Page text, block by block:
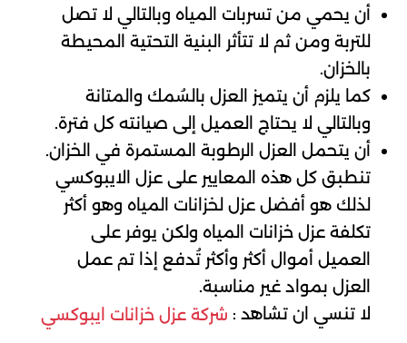
أن يحمي من تسربات المياه وبالتالي لا تصل
للتربة ومن ثم لا تتأثر البنية التحتية المحيطة
بالخزان.
كما يلزم أن يتميز العزل بالسُمك والمتانة
وبالتالي لا يحتاج العميل إلى صيانته كل فترة.
أن يتحمل العزل الرطوبة المستمرة في الخزان.
تنطبق كل هذه المعايير على عزل الايبوكسي
لذلك هو أفضل عزل لخزانات المياه وهو أكثر
تكلفة عزل خزانات المياه ولكن يوفر على
العميل أموال أكثر وأكثر تُدفع إذا تم عمل
العزل بمواد غير مناسبة.
لا تنسي ان تشاهد : شركة عزل خزانات ايبوكسي